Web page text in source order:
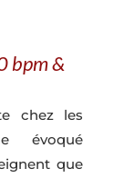
bpm &
chez les
évoqué
que